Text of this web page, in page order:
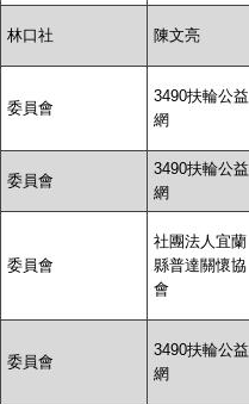
林口社 陳文亮
委員會
3490扶輪公益
網
委員會
3490扶輪公益
網
委員會
社團法人宜蘭
縣普達關懷協
會
委員會
3490扶輪公益
網